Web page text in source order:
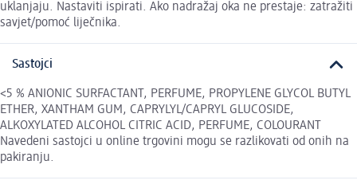
uklanjaju. Nastaviti ispirati. Ako nadražaj oka ne prestaje: zatražiti
savjet/pomoć liječnika.
Sastojci
<5 % ANIONIC SURFACTANT, PERFUME, PROPYLENE GLYCOL BUTYL
ETHER, XANTHAM GUM, CAPRYLYL/CAPRYL GLUCOSIDE,
ALKOXYLATED ALCOHOL CITRIC ACID, PERFUME, COLOURANT
Navedeni sastojci u online trgovini mogu se razlikovati od onih na
pakiranju.